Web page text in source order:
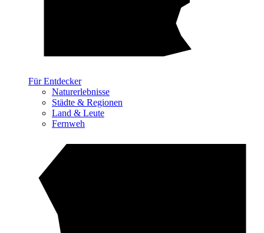
Für Entdecker
Naturerlebnisse
Städte & Regionen
Land & Leute
Fernweh